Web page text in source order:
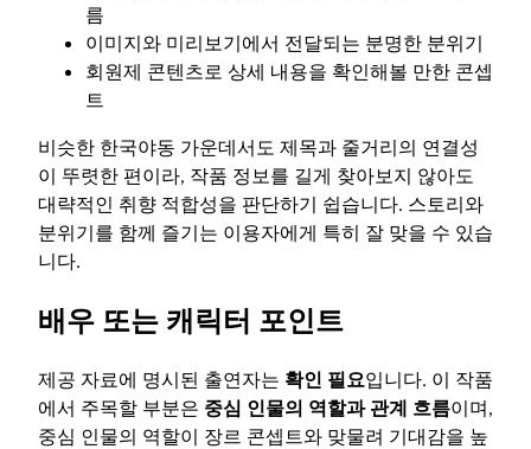
름
이미지와 미리보기에서 전달되는 분명한 분위기
회원제 콘텐츠로 상세 내용을 확인해볼 만한 콘셉
트
비슷한 한국야동 가운데서도 제목과 줄거리의 연결성
이 뚜렷한 편이라, 작품 정보를 길게 찾아보지 않아도
대략적인 취향 적합성을 판단하기 쉽습니다. 스토리와
분위기를 함께 즐기는 이용자에게 특히 잘 맞을 수 있습
니다.
배우 또는 캐릭터 포인트
제공 자료에 명시된 출연자는 확인 필요입니다. 이 작품
에서 주목할 부분은 중심 인물의 역할과 관계 흐름이며,
중심 인물의 역할이 장르 콘셉트와 맞물려 기대감을 높